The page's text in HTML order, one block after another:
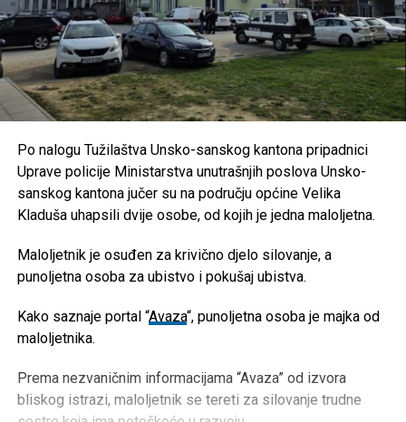
Po nalogu Tužilaštva Unsko-sanskog kantona pripadnici
Uprave policije Ministarstva unutrašnjih poslova Unsko-
sanskog kantona jučer su na području općine Velika
Kladuša uhapsili dvije osobe, od kojih je jedna maloljetna.
Maloljetnik je osuđen za krivično djelo silovanje, a
punoljetna osoba za ubistvo i pokušaj ubistva.
Kako saznaje portal “Avaza“, punoljetna osoba je majka od
maloljetnika.
Prema nezvaničnim informacijama “Avaza” od izvora
bliskog istrazi, maloljetnik se tereti za silovanje trudne